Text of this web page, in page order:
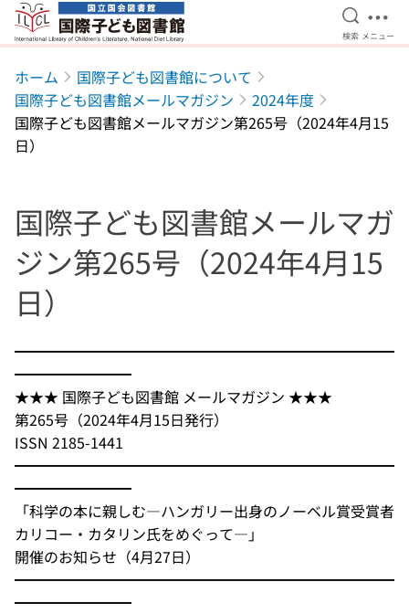
本文へ移動
検索を
検索 メ
メニュー
ホーム
国際子ども図書館について
国際子ども図書館メールマガジン
2024年度
国際子ども図書館メールマガジン第265号（2024年4月15
日）
国際子ども図書館メールマガ
ジン第265号（2024年4月15
日）
━━━━━━━━━━━━━━━━━━━━━━━━━━
━━━━━━━━
★★★ 国際子ども図書館 メールマガジン ★★★
第265号（2024年4月15日発行）
ISSN 2185-1441
━━━━━━━━━━━━━━━━━━━━━━━━━━
━━━━━━━━
「科学の本に親しむ―ハンガリー出身のノーベル賞受賞者
カリコー・カタリン氏をめぐって―」
開催のお知らせ（4月27日）
━━━━━━━━━━━━━━━━━━━━━━━━━━
━━━━━━━━